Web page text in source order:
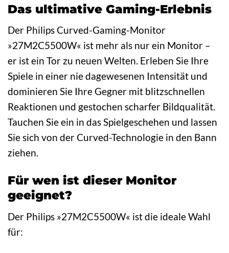
Das ultimative Gaming-Erlebnis
Der Philips Curved-Gaming-Monitor
»27M2C5500W« ist mehr als nur ein Monitor –
er ist ein Tor zu neuen Welten. Erleben Sie Ihre
Spiele in einer nie dagewesenen Intensität und
dominieren Sie Ihre Gegner mit blitzschnellen
Reaktionen und gestochen scharfer Bildqualität.
Tauchen Sie ein in das Spielgeschehen und lassen
Sie sich von der Curved-Technologie in den Bann
ziehen.
Für wen ist dieser Monitor
geeignet?
Der Philips »27M2C5500W« ist die ideale Wahl
für: